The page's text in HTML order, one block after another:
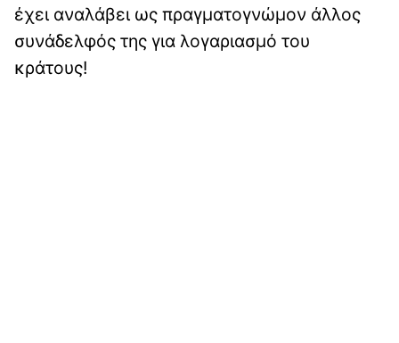
έχει αναλάβει ως πραγματογνώμον άλλος
συνάδελφός της για λογαριασμό του
κράτους!